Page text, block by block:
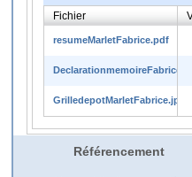
Fichier
resumeMarletFabrice.pdf
GrilledepotMarletFabrice.jpg
Référencement